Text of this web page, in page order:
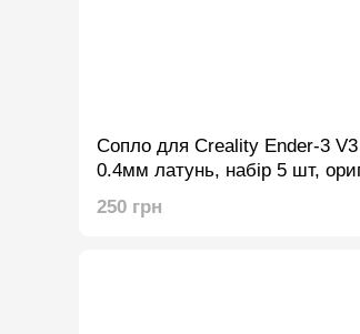
Сопло для Creality Ender-3
0.4мм латунь, набір 5 шт,
250 грн